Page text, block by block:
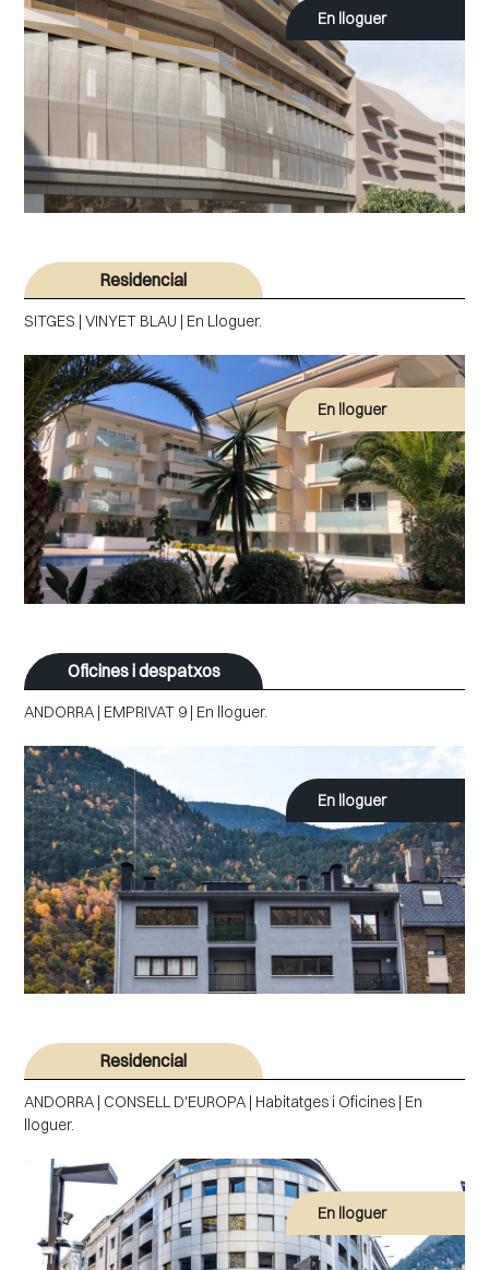
En lloguer
Residencial
SITGES | VINYET BLAU | En Lloguer.
En lloguer
Oficines i despatxos
ANDORRA | EMPRIVAT 9 | En lloguer.
En lloguer
Residencial
ANDORRA | CONSELL D'EUROPA | Habitatges i Oficines | En
lloguer.
En lloguer